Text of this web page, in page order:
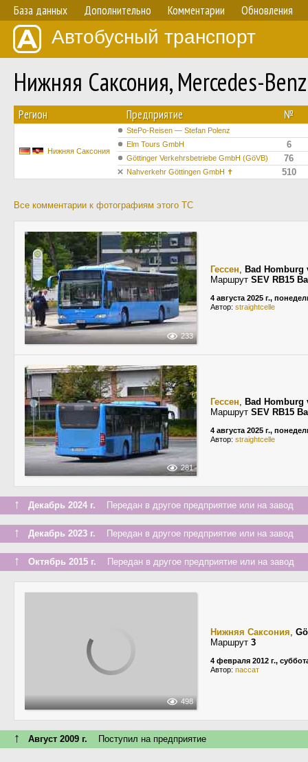
База данных Дополнительно Комментарии Обновления
Автобусный транспорт
Нижняя Саксония, Mercedes-
Регион Предприятие №
Нижняя Саксония
StePo-Reisen — Stefan Polenz
Elm Tours GmbH
6
Göttinger Verkehrsbetriebe GmbH (GöVB) 76
Nahverkehr Göttingen GmbH ✝ 510
Все комментарии к фотографиям этого ТС
233
Гессен, Bad Homburg
Маршрут SEV RB15
4 августа 2025 г.,
Автор: straightcelle
281
Гессен, Bad Homburg
Маршрут SEV RB15
4 августа 2025 г.,
Автор: straightcelle
↑ Декабрь 2024 г. Передан в другое предприятие или на завод
↑ Декабрь 2023 г. Передан в другое предприятие или на завод
↑ Октябрь 2015 г. Передан в другое предприятие или на завод
498
Нижняя Саксония,
Маршрут 3
4 февраля 2012 г.,
Автор: пассат
↑ Август 2009 г. Поступил на предприятие